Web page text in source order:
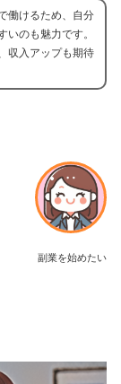
働けるため、自分
いのも魅力です。
収入アップも期待
副業を始めたい